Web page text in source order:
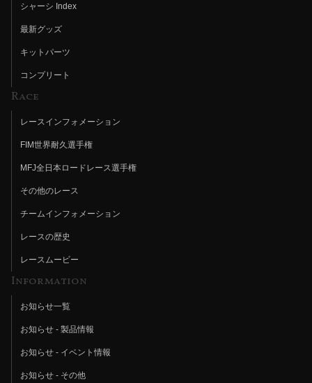
シャーシ Index
最新グッズ
キットパーツ
コンプリート
Race
レースインフォメーション
FIM世界耐久選手権
MFJ全日本ロードレース選手権
その他のレース
チームインフォメーション
レースの歴史
レースムービー
Information
お知らせ一覧
お知らせ - 製品情報
お知らせ - イベント情報
お知らせ - その他